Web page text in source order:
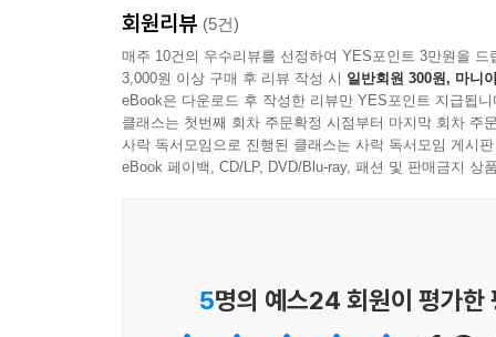
이 작품은 현대 프랑스 문학에서 가장 매혹적인
자신의 일상생활, 관계, 사적인 경험에 대한 관
취약성, 그리고 여성을 둘러싸고 있는 강제된 사회
짧은 산문들 속에서 콜레트는 예리한 관찰과 섬
달콤한 순간들을 조명한다. 독자는 관계와 감정
생각을 탐구하고, 감정을 표현하고, 일상의 은밀한
회원리뷰 (5건)
매주 10건의 우수리뷰를 선정하여 YES포인트 3만원을 드
3,000원 이상 구매 후 리뷰 작성 시 일반회원 300원, 마니
eBook은 다운로드 후 작성한 리뷰만 YES포인트 지급됩니
클래스는 첫번째 회차 주문확정 시점부터 마지막 회차 주
사락 독서모임으로 진행된 클래스는 사락 독서모임 게시
eBook 페이백, CD/LP, DVD/Blu-ray, 패션 및 판매금지 상
5명의 예스24 회원이 평가한